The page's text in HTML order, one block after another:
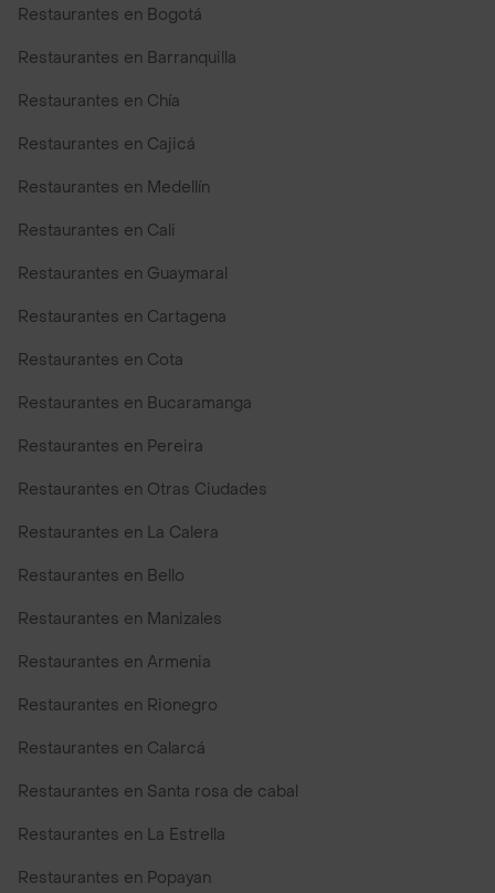
Restaurantes en Bogotá
Restaurantes en Barranquilla
Restaurantes en Chía
Restaurantes en Cajicá
Restaurantes en Medellín
Restaurantes en Cali
Restaurantes en Guaymaral
Restaurantes en Cartagena
Restaurantes en Cota
Restaurantes en Bucaramanga
Restaurantes en Pereira
Restaurantes en Otras Ciudades
Restaurantes en La Calera
Restaurantes en Bello
Restaurantes en Manizales
Restaurantes en Armenia
Restaurantes en Rionegro
Restaurantes en Calarcá
Restaurantes en Santa rosa de cabal
Restaurantes en La Estrella
Restaurantes en Popayan